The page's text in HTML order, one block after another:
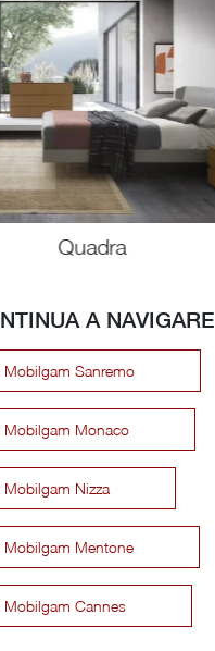
Quadra
A NAVIGARE
Mobilgam Sanremo
Mobilgam Monaco
Mobilgam Nizza
Mobilgam Mentone
Mobilgam Cannes